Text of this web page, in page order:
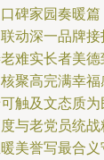
碑家园奏暖
动深一品牌
难实长者美
聚高完满幸
触及文态质
与老党员统
美誉写最合